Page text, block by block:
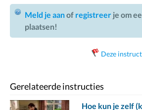
Meld je aanof registreer je om
plaatsen!
Deze
Gerelateerde instructies
Hoe kun je zelf